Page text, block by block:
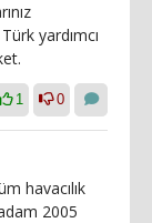
yardımcı
1 0
havacılık
2005